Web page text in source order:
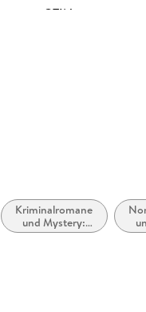
GTIN
Kriminalromane
und Mystery:
Privatdetektiv /